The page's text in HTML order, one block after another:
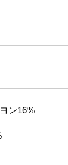
ン16%